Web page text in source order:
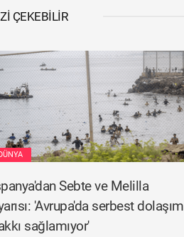
ÇEKEBILIR
Sebte ve Melilla
'Avrupa'da serbest dolaşım
sağlamıyor'